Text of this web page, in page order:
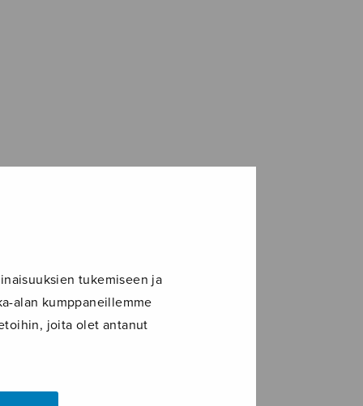
tukemiseen ja
alan kumppaneillemme
joita olet antanut